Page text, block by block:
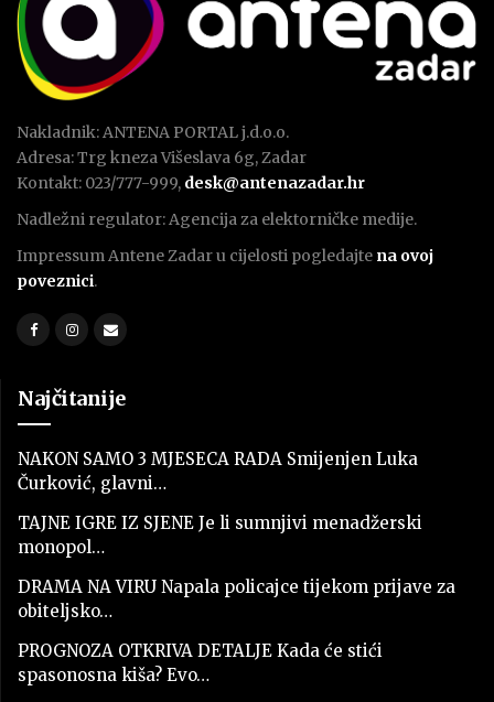
Nakladnik: ANTENA PORTAL j.d.o.o.
Adresa: Trg kneza Višeslava 6g, Zadar
Kontakt: 023/777-999, desk@antenazadar.hr
Nadležni regulator: Agencija za elektorničke medije.
Impressum Antene Zadar u cijelosti pogledajte na ovoj
poveznici.
Najčitanije
NAKON SAMO 3 MJESECA RADA Smijenjen Luka
Čurković, glavni…
TAJNE IGRE IZ SJENE Je li sumnjivi menadžerski
monopol…
DRAMA NA VIRU Napala policajce tijekom prijave za
obiteljsko…
PROGNOZA OTKRIVA DETALJE Kada će stići
spasonosna kiša? Evo…